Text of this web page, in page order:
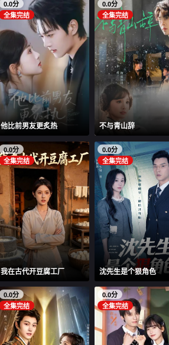
0.0分
全集完结
他比前男友更炙热
0.0分
全集完结
不与青山辞
0.0分
全集完结
我在古代开豆腐工厂
0.0分
全集完结
沈先生是个狠角色
0.0分
全集完结
0.0分
全集完结